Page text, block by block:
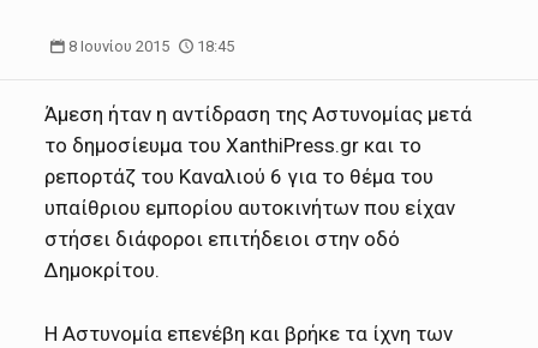
8 Ιουνίου 2015 18:45
Άμεση ήταν η αντίδραση της Αστυνομίας μετά
το δημοσίευμα του XanthiPress.gr και το
ρεπορτάζ του Καναλιού 6 για το θέμα του
υπαίθριου εμπορίου αυτοκινήτων που είχαν
στήσει διάφοροι επιτήδειοι στην οδό
Δημοκρίτου.
Η Αστυνομία επενέβη και βρήκε τα ίχνη των